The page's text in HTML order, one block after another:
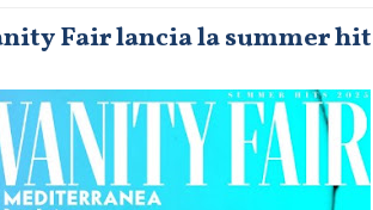
Fair lancia la summer